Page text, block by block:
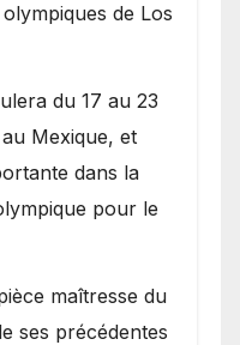
de Los
du 17 au 23
Mexique, et
dans la
pour le
maîtresse du
ses précédentes